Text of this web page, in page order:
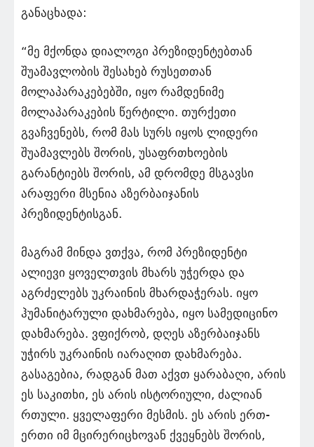
განაცხადა:
“მე მქონდა დიალოგი პრეზიდენტებთან
შუამავლობის შესახებ რუსეთთან
მოლაპარაკებებში, იყო რამდენიმე
მოლაპარაკების წერტილი. თურქეთი
გვაჩვენებს, რომ მას სურს იყოს ლიდერი
შუამავლებს შორის, უსაფრთხოების
გარანტიებს შორის, ამ დრომდე მსგავსი
არაფერი მსენია აზერბაიჯანის
პრეზიდენტისგან.
მაგრამ მინდა ვთქვა, რომ პრეზიდენტი
ალიევი ყოველთვის მხარს უჭერდა და
აგრძელებს უკრაინის მხარდაჭერას. იყო
ჰუმანიტარული დახმარება, იყო სამედიცინო
დახმარება. ვფიქრობ, დღეს აზერბაიჯანს
უჭირს უკრაინის იარაღით დახმარება.
გასაგებია, რადგან მათ აქვთ ყარაბაღი, არის
ეს საკითხი, ეს არის ისტორიული, ძალიან
რთული. ყველაფერი მესმის. ეს არის ერთ-
ერთი იმ მცირერიცხოვან ქვეყნებს შორის,